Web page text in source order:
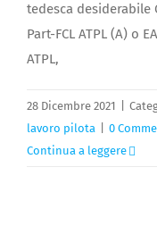
tedesca desiderabile
Part-FCL ATPL (A) o
ATPL,
28 Dicembre 2021
lavoro pilota
0
Continua a leggere